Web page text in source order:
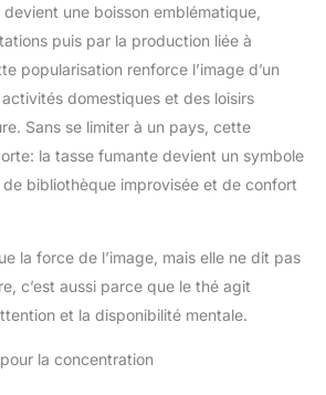
une boisson emblématique,
puis par la production liée à
popularisation renforce l’image d’un
domestiques et des loisirs
Sans se limiter à un pays, cette
la tasse fumante devient un symbole
bibliothèque improvisée et de confort
la force de l’image, mais elle ne dit pas
c’est aussi parce que le thé agit
et la disponibilité mentale.
la concentration